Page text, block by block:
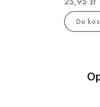
Do